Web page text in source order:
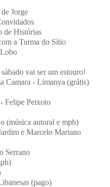
Jorge
de Histórias
a Turma do Sítio
vai ser um estouro!
Camara - Limanya (grátis)
Felipe Peixoto
(música autoral e mpb)
e Marcelo Mariano
Serrano
(pago)